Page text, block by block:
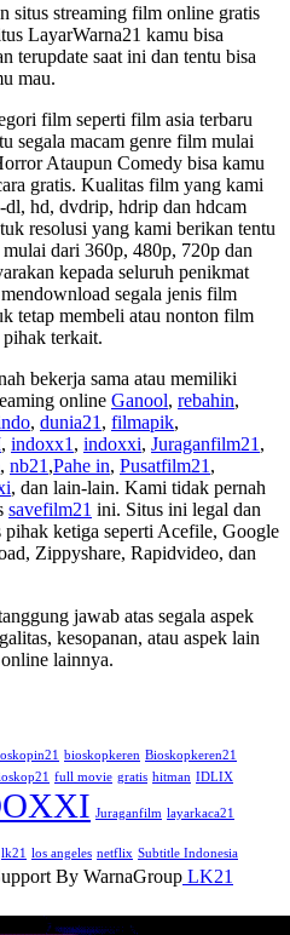
situs streaming film online gratis
LayarWarna21 kamu bisa
terupdate saat ini dan tentu bisa
mau.
film seperti film asia terbaru
segala macam genre film mulai
Ataupun Comedy bisa kamu
gratis. Kualitas film yang kami
hd, dvdrip, hdrip dan hdcam
resolusi yang kami berikan tentu
dari 360p, 480p, 720p dan
kepada seluruh penikmat
segala jenis film
tetap membeli atau nonton film
terkait.
bekerja sama atau memiliki
online Ganool, rebahin,
, dunia21 , filmapik,
, indoxx1 , indoxxi, Juraganfilm21 ,
, nb21 ,Pahe in, Pusatfilm21 ,
, dan lain-lain. Kami tidak pernah
savefilm21 ini. Situs ini legal dan
pihak ketiga seperti Acefile, Google
Zippyshare, Rapidvideo, dan
jawab atas segala aspek
kesopanan, atau aspek lain
lainnya.
bioskopkeren Bioskopkeren21
full movie gratis hitman IDLIX
Juraganfilm layarkaca21
lk21 los angeles netflix Subtitle Indonesia
By WarnaGroup LK21